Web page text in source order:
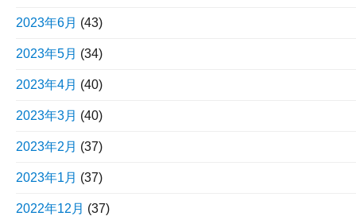
2023年6月 (43)
2023年5月 (34)
2023年4月 (40)
2023年3月 (40)
2023年2月 (37)
2023年1月 (37)
2022年12月 (37)